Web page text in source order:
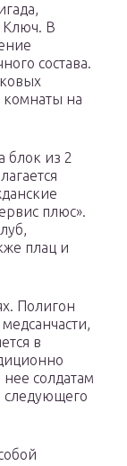
Ключ. В
состава.
на
блок из 2
плюс».
плац и
Полигон
в
нее солдатам
следующего